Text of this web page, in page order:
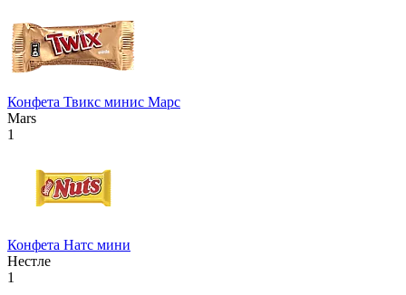
Конфета Твикс минис Марс
Mars
1
Конфета Натс мини
Нестле
1